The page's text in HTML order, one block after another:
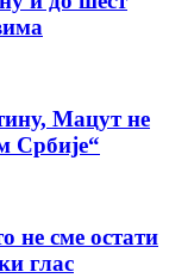
Мацут не
Србије“
не сме остати
глас